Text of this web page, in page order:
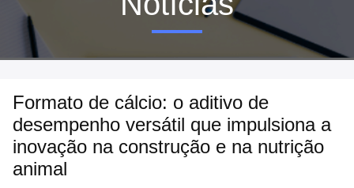
Formato de cálcio: o aditivo de
desempenho versátil que impulsiona a
inovação na construção e na nutrição
animal